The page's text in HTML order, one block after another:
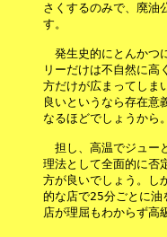
さくするのみで、廃油
す。
発生史的にとんかつ
リーだけは不自然に高
方だけが広まってしま
良いというなら存在意
なるほどでしょうから。
担し、高温でジュー
理法として全面的に否
方が良いでしょう。し
的な店で25分ごとに油